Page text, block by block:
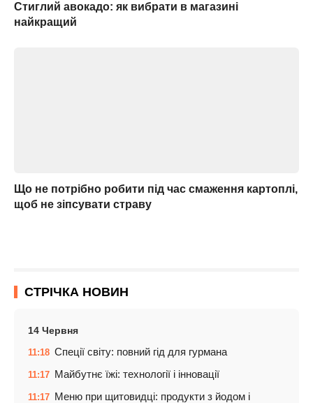
Стиглий авокадо: як вибрати в магазині
найкращий
Що не потрібно робити під час смаження картоплі,
щоб не зіпсувати страву
СТРІЧКА НОВИН
14 Червня
11:18 Спеції світу: повний гід для гурмана
11:17 Майбутнє їжі: технології і інновації
11:17 Меню при щитовидці: продукти з йодом і